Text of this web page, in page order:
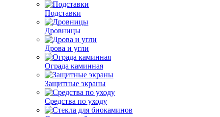
Подставки
Дровницы
Дрова и угли
Ограда каминная
Защитные экраны
Средства по уходу